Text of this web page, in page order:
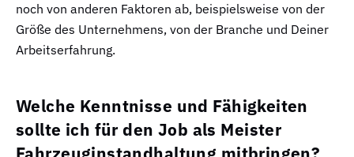
noch von anderen Faktoren ab, beispielsweise von der
Größe des Unternehmens, von der Branche und Deiner
Arbeitserfahrung.
Welche Kenntnisse und Fähigkeiten
sollte ich für den Job als Meister